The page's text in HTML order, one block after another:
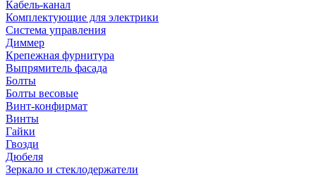
Кабель-канал
Комплектующие для электрики
Система управления
Диммер
Крепежная фурнитура
Выпрямитель фасада
Болты
Болты весовые
Винт-конфирмат
Винты
Гайки
Гвозди
Дюбеля
Зеркало и стеклодержатели